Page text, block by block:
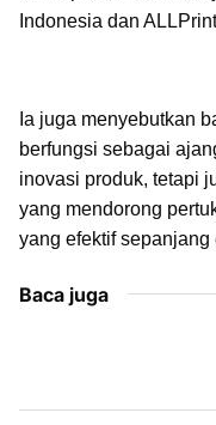
Indonesia dan
Ia juga menyebutkan
berfungsi sebagai
inovasi produk, tetapi
yang mendorong
yang efektif
Baca juga